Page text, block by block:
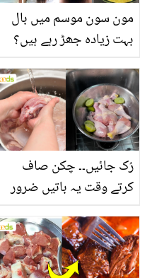
مون سون موسم میں بال
بہت زیادہ جھڑ رہے ہیں؟
بنانے کے چند قدرتی طریقے
رُک جائیں۔۔ چکن صاف
کرتے وقت یہ باتیں ضرور